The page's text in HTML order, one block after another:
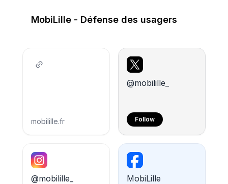
MobiLille - Défense des usagers
mobilille.fr
@mobilille_
Follow
@mobilille_ MobiLille